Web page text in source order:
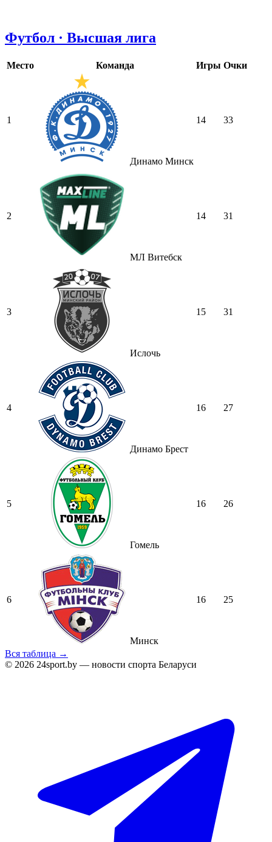
Футбол · Высшая лига
Место Команда Игры Очки
1
Динамо Минск
14 33
2
МЛ Витебск
14 31
3
Ислочь
15 31
4
Динамо Брест
16 27
5
Гомель
16 26
6
Минск
16 25
Вся таблица →
© 2026 24sport.by — новости спорта Беларуси